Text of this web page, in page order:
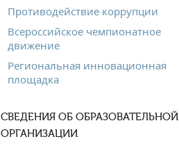
Противодействие коррупции
Всероссийское чемпионатное
движение
Региональная инновационная
площадка
СВЕДЕНИЯ ОБ ОБРАЗОВАТЕЛЬНОЙ
ОРГАНИЗАЦИИ